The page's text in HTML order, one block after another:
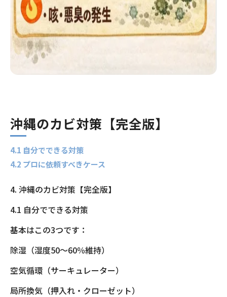
沖縄のカビ対策【完全版】
4.1 自分でできる対策
4.2 プロに依頼すべきケース
4. 沖縄のカビ対策【完全版】
4.1 自分でできる対策
基本はこの3つです：
除湿（湿度50〜60％維持）
空気循環（サーキュレーター）
局所換気（押入れ・クローゼット）